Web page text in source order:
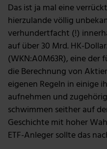
Das ist ja mal eine
hierzulande völlig
verhundertfacht (!)
auf über 30 Mrd. HK-
(WKN:A0M63R), eine
die Berechnung von
eigenen Regeln in einige
aufnehmen und
schwimmen seither auf
Geschichte mit hoher
ETF-Anleger sollte das